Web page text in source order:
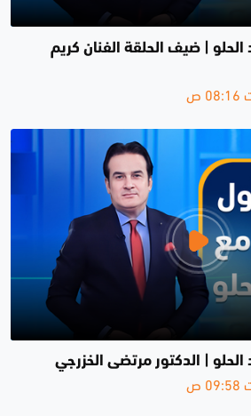
| ضيف الحلقة الفنان كريم
| الدكتور مرتضى الخزرجي